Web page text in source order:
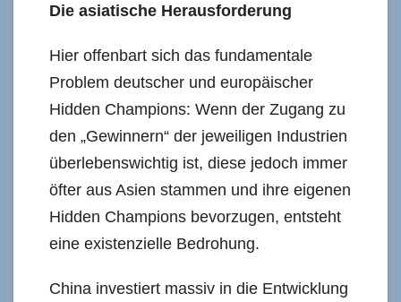
Die asiatische Herausforderung
Hier offenbart sich das fundamentale
Problem deutscher und europäischer
Hidden Champions: Wenn der Zugang zu
den „Gewinnern“ der jeweiligen Industrien
überlebenswichtig ist, diese jedoch immer
öfter aus Asien stammen und ihre eigenen
Hidden Champions bevorzugen, entsteht
eine existenzielle Bedrohung.
China investiert massiv in die Entwicklung